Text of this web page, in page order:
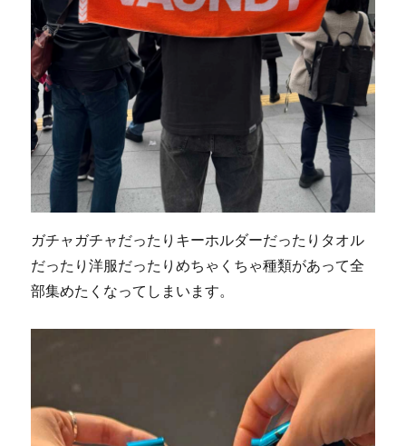
ガチャガチャだったりキーホルダーだったりタオル
だったり洋服だったりめちゃくちゃ種類があって全
部集めたくなってしまいます。